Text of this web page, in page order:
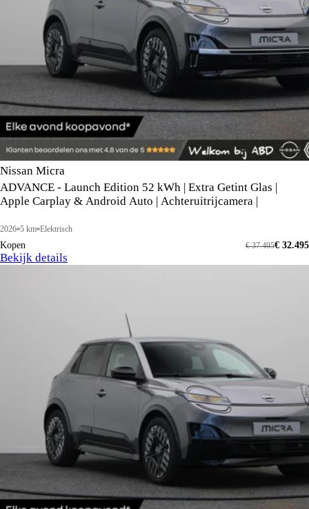
Nissan Micra
ADVANCE - Launch Edition 52 kWh | Extra Getint Glas |
Apple Carplay & Android Auto | Achteruitrijcamera |
2026 5 km Elektrisch
Kopen € 32.495
€ 37.495
Bekijk details